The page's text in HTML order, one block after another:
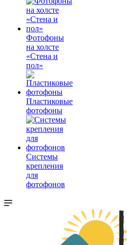
Фотофоны
на холсте
«Стена и
пол»
Пластиковые
фотофоны
Системы
крепления
для
фотофонов